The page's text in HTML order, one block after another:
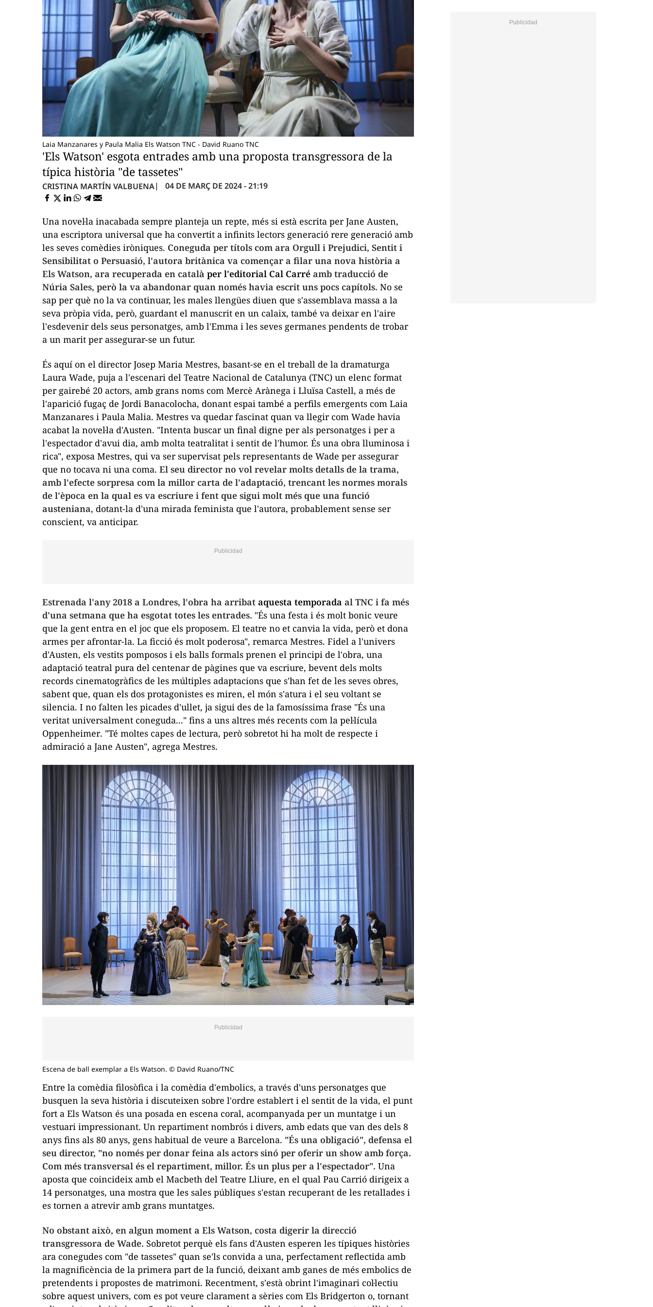
Laia Manzanares y Paula Malia Els Watson TNC - David Ruano TNC
'Els Watson' esgota entrades amb una proposta transgressora de la
típica història "de tassetes"
CRISTINA MARTÍN VALBUENA 04 DE MARÇ DE 2024 - 21:19
Una novel·la inacabada sempre planteja un repte, més si està escrita per Jane Austen,
una escriptora universal que ha convertit a infinits lectors generació rere generació amb
les seves comèdies iròniques. Coneguda per títols com ara Orgull i Prejudici, Sentit i
Sensibilitat o Persuasió, l'autora britànica va començar a filar una nova història a
Els Watson, ara recuperada en català per l'editorial Cal Carré amb traducció de
Núria Sales, però la va abandonar quan només havia escrit uns pocs capítols. No se
sap per què no la va continuar, les males llengües diuen que s'assemblava massa a la
seva pròpia vida, però, guardant el manuscrit en un calaix, també va deixar en l'aire
l'esdevenir dels seus personatges, amb l'Emma i les seves germanes pendents de trobar
a un marit per assegurar-se un futur.
És aquí on el director Josep Maria Mestres, basant-se en el treball de la dramaturga
Laura Wade, puja a l'escenari del Teatre Nacional de Catalunya (TNC) un elenc format
per gairebé 20 actors, amb grans noms com Mercè Arànega i Lluïsa Castell, a més de
l'aparició fugaç de Jordi Banacolocha, donant espai també a perfils emergents com Laia
Manzanares i Paula Malia. Mestres va quedar fascinat quan va llegir com Wade havia
acabat la novel·la d'Austen. "Intenta buscar un final digne per als personatges i per a
l'espectador d'avui dia, amb molta teatralitat i sentit de l'humor. És una obra lluminosa i
rica", exposa Mestres, qui va ser supervisat pels representants de Wade per assegurar
que no tocava ni una coma. El seu director no vol revelar molts detalls de la trama,
amb l'efecte sorpresa com la millor carta de l'adaptació, trencant les normes morals
de l'època en la qual es va escriure i fent que sigui molt més que una funció
austeniana, dotant-la d'una mirada feminista que l'autora, probablement sense ser
conscient, va anticipar.
Estrenada l'any 2018 a Londres, l'obra ha arribat aquesta temporada al TNC i fa més
d'una setmana que ha esgotat totes les entrades. "És una festa i és molt bonic veure
que la gent entra en el joc que els proposem. El teatre no et canvia la vida, però et dona
armes per afrontar-la. La ficció és molt poderosa", remarca Mestres. Fidel a l'univers
d'Austen, els vestits pomposos i els balls formals prenen el principi de l'obra, una
adaptació teatral pura del centenar de pàgines que va escriure, bevent dels molts
records cinematogràfics de les múltiples adaptacions que s'han fet de les seves obres,
sabent que, quan els dos protagonistes es miren, el món s'atura i el seu voltant se
silencia. I no falten les picades d'ullet, ja sigui des de la famosíssima frase "És una
veritat universalment coneguda..." fins a uns altres més recents com la pel·lícula
Oppenheimer. "Té moltes capes de lectura, però sobretot hi ha molt de respecte i
admiració a Jane Austen", agrega Mestres.
Escena de ball exemplar a Els Watson. © David Ruano/TNC
Entre la comèdia filosòfica i la comèdia d'embolics, a través d'uns personatges que
busquen la seva història i discuteixen sobre l'ordre establert i el sentit de la vida, el punt
fort a Els Watson és una posada en escena coral, acompanyada per un muntatge i un
vestuari impressionant. Un repartiment nombrós i divers, amb edats que van des dels 8
anys fins als 80 anys, gens habitual de veure a Barcelona. "És una obligació", defensa el
seu director, "no només per donar feina als actors sinó per oferir un showamb força.
Com més transversal és el repartiment, millor. És un plus per a l'espectador". Una
aposta que coincideix amb el Macbeth del Teatre Lliure, en el qual Pau Carrió dirigeix a
14 personatges, una mostra que les sales públiques s'estan recuperant de les retallades i
es tornen a atrevir amb grans muntatges.
No obstant això, en algun moment a Els Watson, costa digerir la direcció
transgressora de Wade. Sobretot perquè els fans d'Austen esperen les típiques històries
ara conegudes com "de tassetes" quan se'ls convida a una, perfectament reflectida amb
la magnificència de la primera part de la funció, deixant amb ganes de més embolics de
pretendents i propostes de matrimoni. Recentment, s'està obrint l'imaginari col·lectiu
sobre aquest univers, com es pot veure clarament a sèries com Els Bridgerton o, tornant